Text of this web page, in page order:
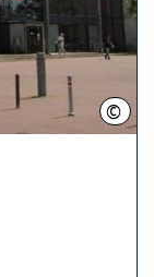
© LHH